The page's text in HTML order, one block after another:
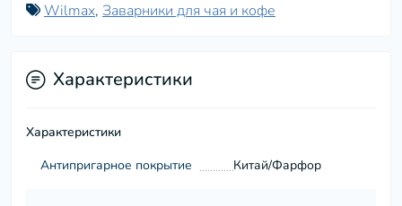
Wilmax, Заварники для чая и кофе
Характеристики
Характеристики
Антипригарное покрытие
Китай/Фарфор